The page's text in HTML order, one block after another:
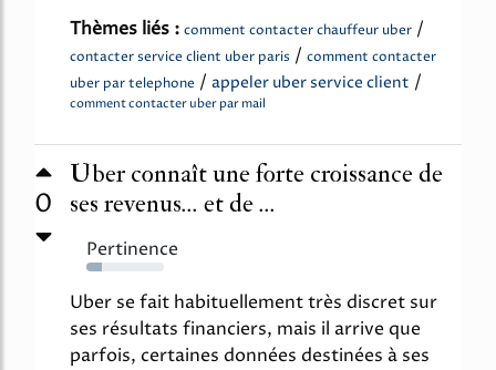
Thèmes liés : comment contacter chauffeur uber /
contacter service client uber paris / comment contacter
uber par telephone / appeler uber service client /
comment contacter uber par mail
0
Uber connaît une forte croissance de
ses revenus... et de ...
Pertinence
20%
Uber se fait habituellement très discret sur
ses résultats financiers, mais il arrive que
parfois, certaines données destinées à ses